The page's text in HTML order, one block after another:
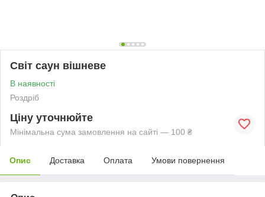
Світ саун вішневе
В наявності
Роздріб
Ціну уточнюйте
Мінімальна сума замовлення на сайті — 100 ₴
Опис Доставка Оплата Умови повернення